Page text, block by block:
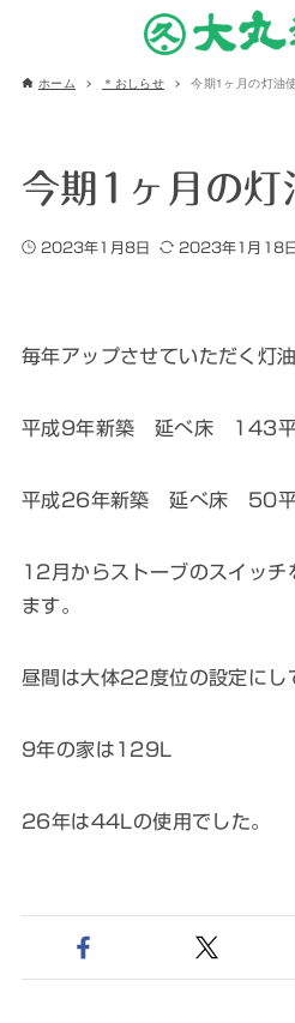
ホーム ＊おしらせ 今期1ヶ月の灯油
今期1ヶ月の灯
2023年1月8日 2023年1月18
毎年アップさせていただく灯油
平成9年新築 延べ床 143
平成26年新築 延べ床 50平
12月からストーブのスイッチ
ます。
昼間は大体22度位の設定にし
9年の家は129L
26年は44Lの使用でした。